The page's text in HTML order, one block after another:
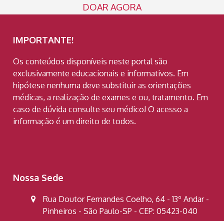
DOAR AGORA
IMPORTANTE!
Os conteúdos disponíveis neste portal são
exclusivamente educacionais e informativos. Em
hipótese nenhuma deve substituir as orientações
médicas, a realização de exames e ou, tratamento. Em
caso de dúvida consulte seu médico! O acesso a
informação é um direito de todos.
Nossa Sede
Rua Doutor Fernandes Coelho, 64 - 13º Andar -
Pinheiros - São Paulo-SP - CEP: 05423-040